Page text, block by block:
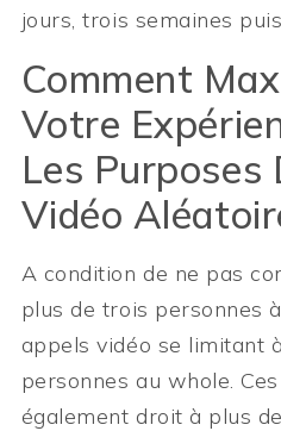
jours, trois semaines
Comment
Votre
Les Purposes
Vidéo
A condition de ne pas
plus de trois personnes
appels vidéo se limitant
personnes au whole.
également droit à plus